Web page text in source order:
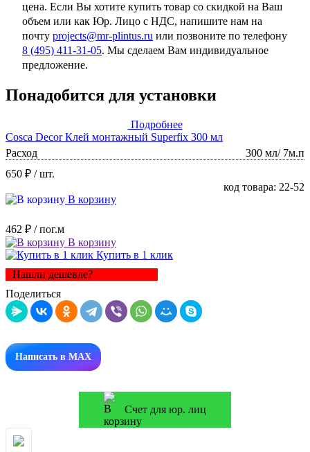
цена. Если Вы хотите купить товар со скидкой на Ваш
объем или как Юр. Лицо с НДС, напишите нам на
почту projects@mr-plintus.ru или позвоните по телефону
8 (495) 411-31-05. Мы сделаем Вам индивидуальное
предложение.
Понадобится для установки
Подробнее
Cosca Decor Клей монтажный Superfix 300 мл
Расход
300 мл/ 7м.п
650 ₽ / шт.
код товара: 22-52
В корзину
462 ₽ / пог.м
В корзину
Купить в 1 клик
Нашли дешевле?
Поделиться
Написать в MAX
Счет для юр. лиц